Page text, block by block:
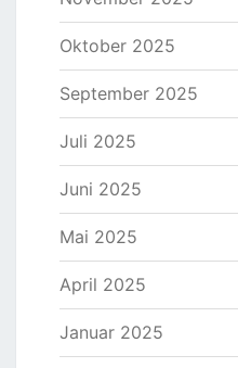
Oktober 2025
September 2025
Juli 2025
Juni 2025
Mai 2025
April 2025
Januar 2025